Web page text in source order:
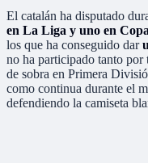
El catalán ha disputado
en La Liga y uno en
los que ha conseguido dar
no ha participado tanto por
de sobra en Primera
como continua durante el
defendiendo la camiseta